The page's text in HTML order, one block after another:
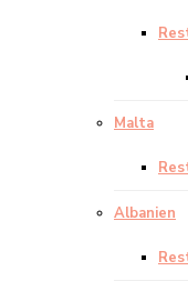
Malta
Albanien